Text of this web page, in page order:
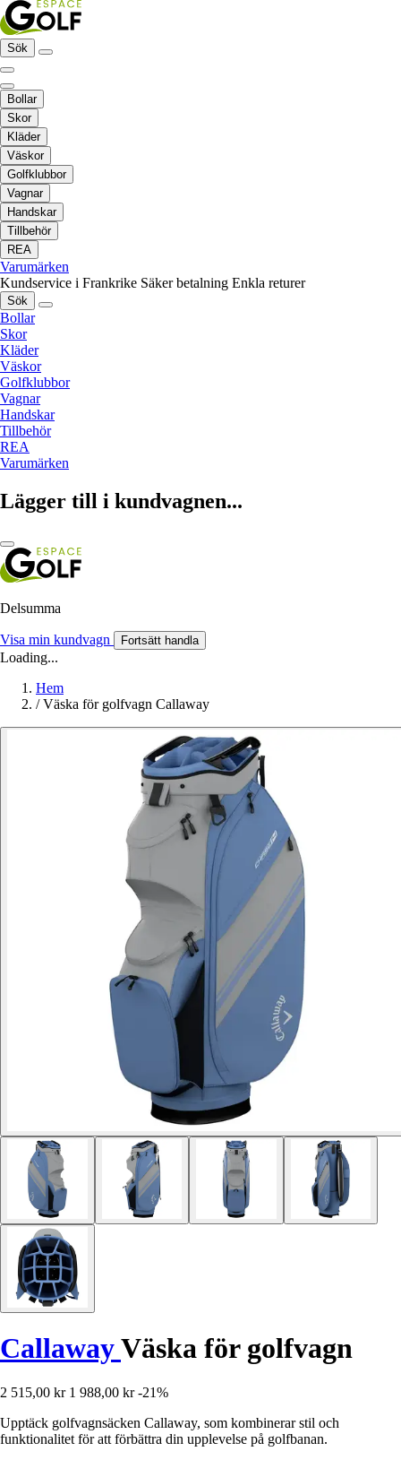
Sök
Bollar
Skor
Kläder
Väskor
Golfklubbor
Vagnar
Handskar
Tillbehör
REA
Varumärken
Kundservice i Frankrike Säker betalning Enkla returer
Sök
Bollar
Skor
Kläder
Väskor
Golfklubbor
Vagnar
Handskar
Tillbehör
REA
Varumärken
Lägger till i kundvagnen...
Delsumma
Visa min kundvagn Fortsätt handla
Loading...
Hem
/ Väska för golfvagn Callaway
CallawayVäska för golfvagn
2 515,00 kr 1 988,00 kr -21%
Upptäck golfvagnsäcken Callaway, som kombinerar stil och
funktionalitet för att förbättra din upplevelse på golfbanan.